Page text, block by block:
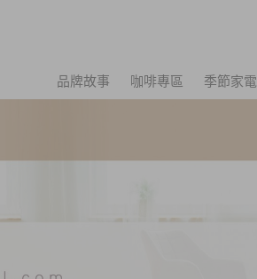
品牌故事
咖啡專區 季節家電